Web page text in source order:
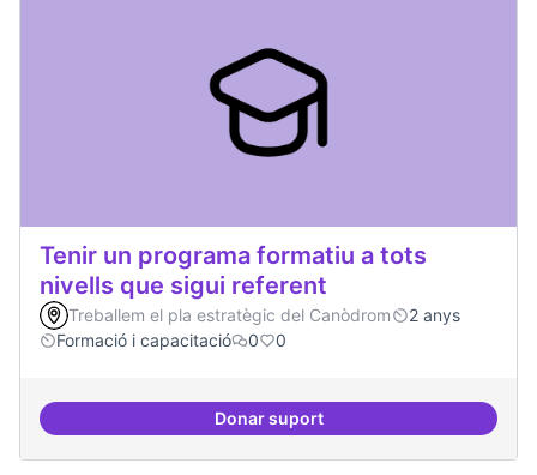
Tenir un programa formatiu a tots
nivells que sigui referent
Treballem el pla estratègic del Canòdrom
2 anys
Formació i capacitació
0 0
Donar suportTenir un programa formatiu a